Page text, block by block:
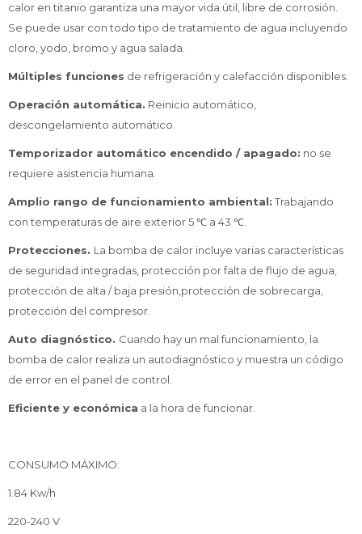
calor en titanio garantiza una mayor vida útil, libre de corrosión.
Se puede usar con todo tipo de tratamiento de agua incluyendo
cloro, yodo, bromo y agua salada.
Múltiples funciones de refrigeración y calefacción disponibles.
Operación automática. Reinicio automático,
descongelamiento automático.
Temporizador automático encendido / apagado: no se
requiere asistencia humana.
Amplio rango de funcionamiento ambiental:Trabajando
con temperaturas de aire exterior 5 ℃ a 43 ℃.
Protecciones. La bomba de calor incluye varias características
de seguridad integradas, protección por falta de flujo de agua,
protección de alta / baja presión,protección de sobrecarga,
protección del compresor.
Auto diagnóstico. Cuando hay un mal funcionamiento, la
bomba de calor realiza un autodiagnóstico y muestra un código
de error en el panel de control.
Eficiente y económica a la hora de funcionar.
CONSUMO MÁXIMO:
1.84 Kw/h
220-240 V